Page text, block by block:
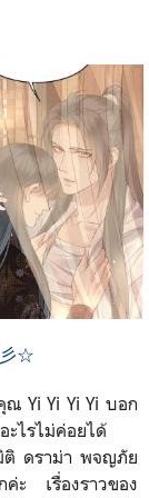
彡☆
ณ Yi Yi Yi Yi บอก
ะไรไม่ค่อยได้
ติ ดราม่า พจญภัย
ค่ะ เรื่องราวของ